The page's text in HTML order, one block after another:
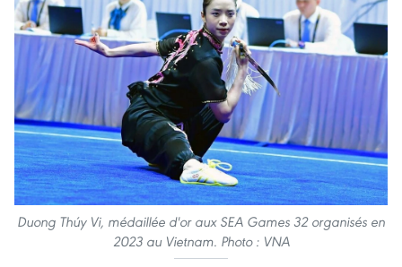
Duong Thúy Vi, médaillée d'or aux SEA Games 32 organisés en
2023 au Vietnam. Photo : VNA